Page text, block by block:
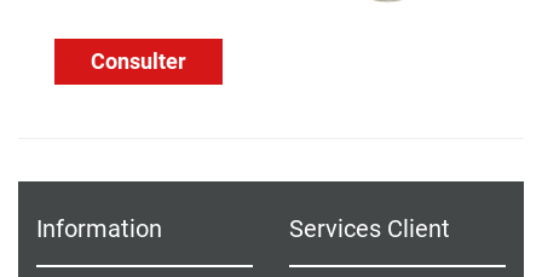
Consulter
Information Services Client